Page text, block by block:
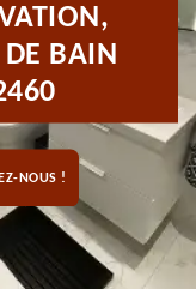
DE BAIN
NOUS !